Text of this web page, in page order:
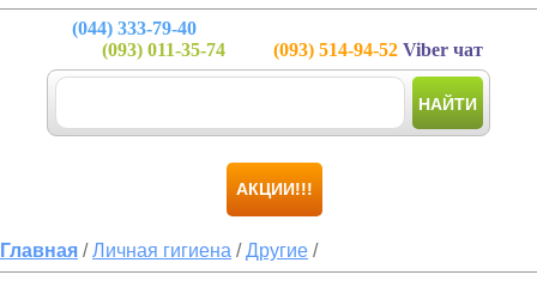
(044) 333-79-40
(093) 011-35-74 (093) 514-94-52 Viber чат
НАЙТИ
АКЦИИ!!!
Главная /Личная гигиена /Другие /